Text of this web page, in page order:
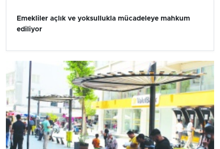
Emekliler açlık ve yoksullukla mücadeleye mahkum
ediliyor